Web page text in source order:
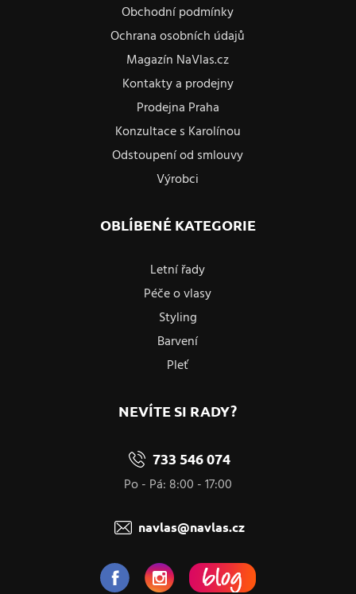
Obchodní podmínky
Ochrana osobních údajů
Magazín NaVlas.cz
Kontakty a prodejny
Prodejna Praha
Konzultace s Karolínou
Odstoupení od smlouvy
Výrobci
OBLÍBENÉ KATEGORIE
Letní řady
Péče o vlasy
Styling
Barvení
Pleť
NEVÍTE SI RADY?
733 546 074
Po - Pá: 8:00 - 17:00
navlas@navlas.cz